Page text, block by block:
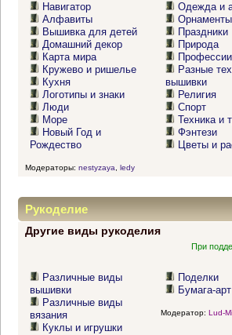
Навигатор
Алфавиты
Вышивка для детей
Домашний декор
Карта мира
Кружево и ришелье
Кухня
Логотипы и знаки
Люди
Море
Новый Год и
Рождество
Одежда и
Орнаменты
Праздники
Природа
Разные
вышивки
Религия
Спорт
Техника и
Фэнтези
Цветы и
Модераторы: nestyzaya ledy
Рукоделие
Другие виды рукоделия
При
Различные виды
вышивки
Различные виды
вязания
Куклы и игрушки
Поделки
Бумага-арт
Модератор: Lud-